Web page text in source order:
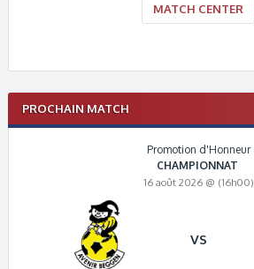
MATCH CENTER
PROCHAIN MATCH
Promotion d'Honneur
CHAMPIONNAT
16 août 2026 @ (16h00)
VS